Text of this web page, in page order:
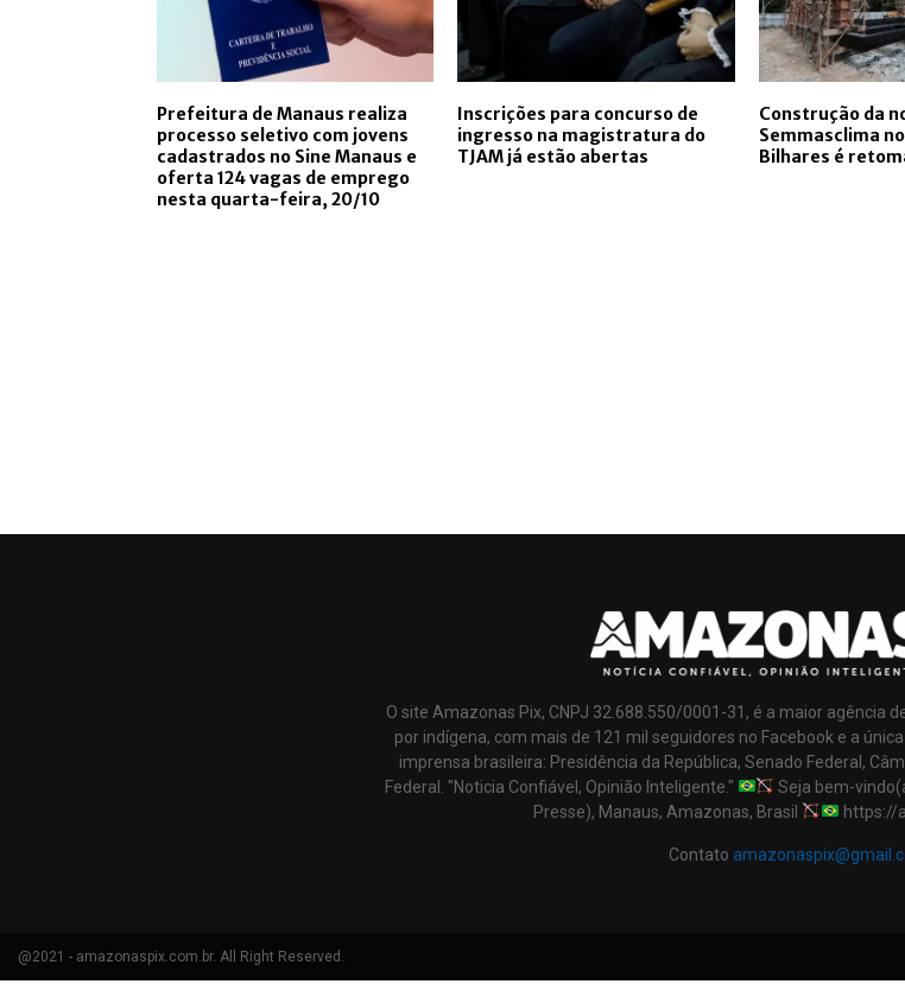
Prefeitura de Manaus realiza
processo seletivo com jovens
cadastrados no Sine Manaus e
oferta 124 vagas de emprego
nesta quarta-feira, 20/10
Inscrições para concurso de
ingresso na magistratura do
TJAM já estão abertas
Construção da
Semmasclima
Bilhares é
O site Amazonas Pix, CNPJ 32.688.550/0001-31, é a maior agência
por indígena, com mais de 121 mil seguidores no Facebook e a
imprensa brasileira: Presidência da República, Senado Federal,
Federal. "Noticia Confiável, Opinião Inteligente."
Seja bem-
Presse), Manaus, Amazonas, Brasil
https://
Contato
@2021 - amazonaspix.com.br. All Right Reserved.